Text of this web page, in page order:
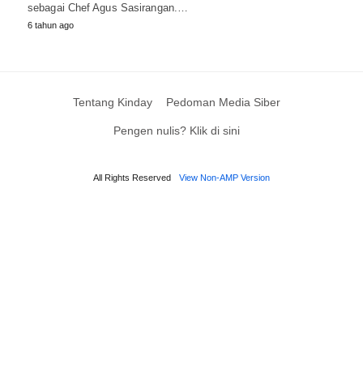
sebagai Chef Agus Sasirangan.…
6 tahun ago
Tentang Kinday Pedoman Media Siber
Pengen nulis? Klik di sini
All Rights Reserved View Non-AMP Version